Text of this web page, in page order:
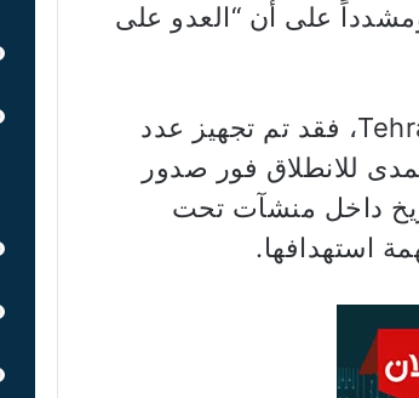
على أن “العدو على
بحسب معلومات حصلت عليها صحيفة Tehran Times، فقد تم تجهيز عدد
للانطلاق فور صدور
داخل منشآت تحت
استهدافها.